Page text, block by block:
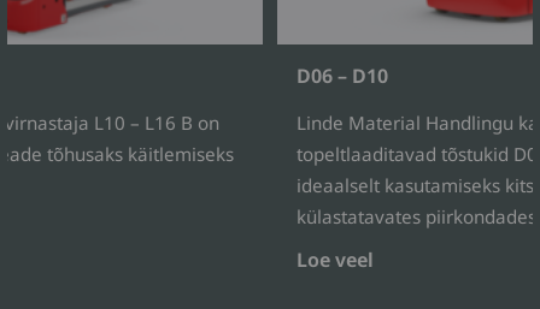
L10 – L16 B on
tõhusaks käitlemiseks
D06 – D10
Linde Material Handlingu
topeltlaaditavad tõstukid
ideaalselt kasutamiseks
külastatavates piirkondades.
Loe veel